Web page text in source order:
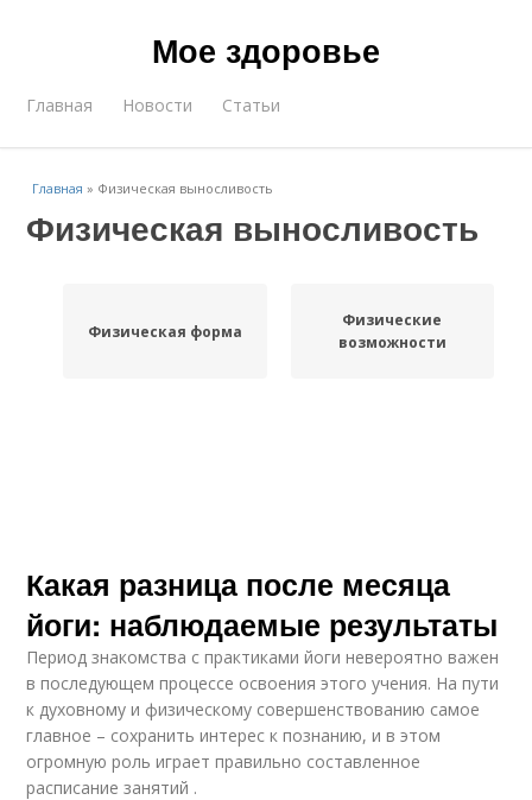
Мое здоровье
Главная Новости Статьи
Главная » Физическая выносливость
Физическая выносливость
Физическая форма
Физические
возможности
Какая разница после месяца
йоги: наблюдаемые результаты
Период знакомства с практиками йоги невероятно важен
в последующем процессе освоения этого учения. На пути
к духовному и физическому совершенствованию самое
главное – сохранить интерес к познанию, и в этом
огромную роль играет правильно составленное
расписание занятий .